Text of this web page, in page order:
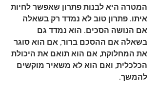
המטרה היא לבנות פתרון שאפשר לחיות
איתו. פתרון טוב לא נמדד רק בשאלה
אם הנושה הסכים. הוא נמדד גם
בשאלה אם ההסכם ברור, אם הוא סוגר
את המחלוקת, אם הוא תואם את היכולת
הכלכלית, ואם הוא לא משאיר מוקשים
להמשך.